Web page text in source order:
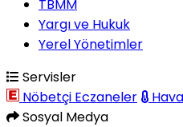
TBMM
Yargı ve Hukuk
Yerel Yönetimler
Servisler
Nöbetçi Eczaneler
Sosyal Medya